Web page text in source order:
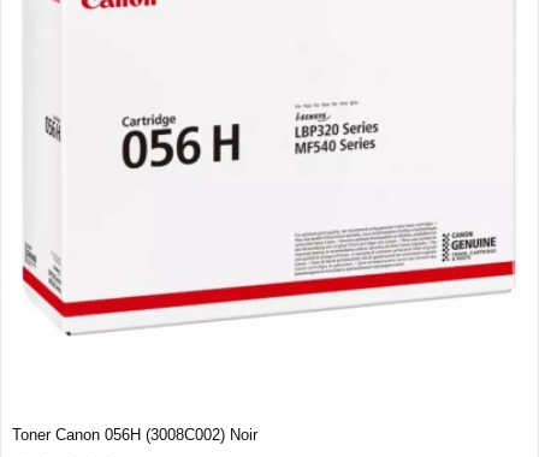
Toner Canon 056H (3008C002) Noir